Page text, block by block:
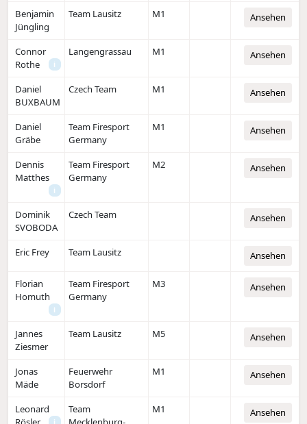
Benjamin
Jüngling
Team Lausitz M1 Ansehen
Connor
Rothe
i
Langengrassau M1 Ansehen
Daniel
BUXBAUM
Czech Team M1 Ansehen
Daniel
Gräbe
Team Firesport
Germany
M1 Ansehen
Dennis
Matthes
i
Team Firesport
Germany
M2 Ansehen
Dominik
SVOBODA
Czech Team Ansehen
Eric Frey Team Lausitz Ansehen
Florian
Homuth
i
Team Firesport
Germany
M3 Ansehen
Jannes
Ziesmer
Team Lausitz M5 Ansehen
Jonas
Mäde
Feuerwehr
Borsdorf
M1 Ansehen
Leonard
i
Team
M1 Ansehen